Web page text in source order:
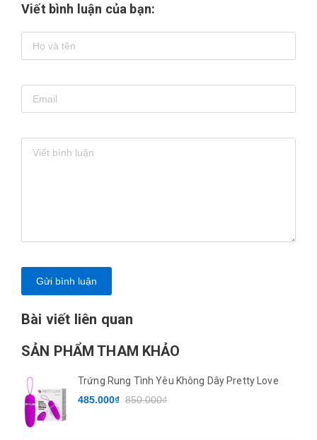
Viết bình luận của bạn:
Gửi bình luận
Bài viết liên quan
SẢN PHẨM THAM KHẢO
Trứng Rung Tình Yêu Không Dây Pretty Love
485.000₫ 850.000₫